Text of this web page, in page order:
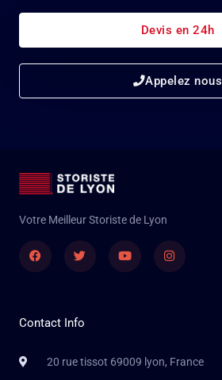
Devis en 24h
Appelez nous
Votre Meilleur Storiste de Lyon
FacebookTwitter YoutubeInstagram
Contact Info
20 rue tissot 69009 lyon, France